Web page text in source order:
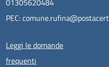
PEC:
Menu piè di
Leggi le domande
frequenti